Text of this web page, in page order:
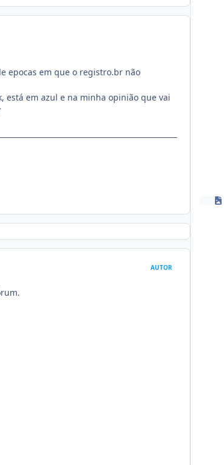
epocas em que o registro.br não
está em azul e na minha opinião que vai
AUTOR